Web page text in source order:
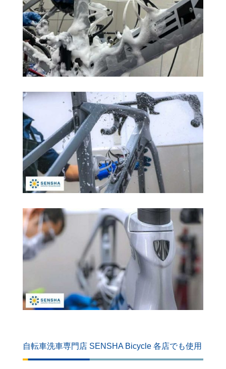
自転車洗車専門店 SENSHA Bicycle 各店でも使用